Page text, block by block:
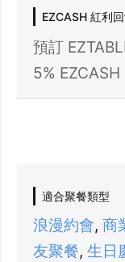
21 人以上大型
@eztable
EZCASH 紅利
預訂
5% EZCASH
適合聚餐類型
浪漫約會, 商
友聚餐, 生日